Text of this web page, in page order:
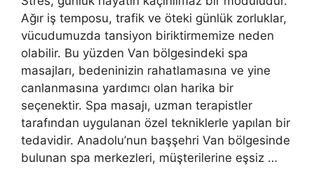
Ağır iş temposu, trafik ve öteki günlük zorluklar,
vücudumuzda tansiyon biriktirmemize neden
olabilir. Bu yüzden Van bölgesindeki spa
masajları, bedeninizin rahatlamasına ve yine
canlanmasına yardımcı olan harika bir
seçenektir. Spa masajı, uzman terapistler
tarafından uygulanan özel tekniklerle yapılan bir
tedavidir. Anadolu’nun başşehri Van bölgesinde
bulunan spa merkezleri, müşterilerine eşsiz …